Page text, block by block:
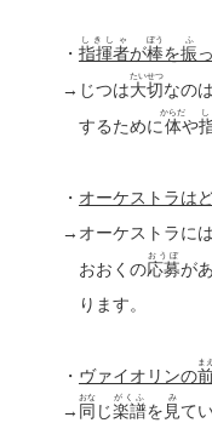
・ 指揮者
しきしゃ
が棒
ぼう
を振
ふ
→じつは大切
たいせつ
なのは
するために体
からだ
や
・ オーケストラは
→オーケストラには
おおくの応募
おうぼ
が
ります。
・ ヴァイオリンの
まえ
→ 同
おな
じ楽譜
がくふ
を 見
み
て